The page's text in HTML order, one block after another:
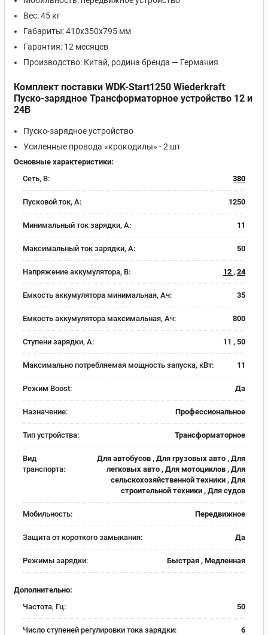
Вес: 45 кг
Габариты: 410x350x795 мм
Гарантия: 12 месяцев
Производство: Китай, родина бренда — Германия
Комплект поставки WDK-Start1250 Wiederkraft
Пуско-зарядное Трансформаторное устройство 12 и
24В
Пуско-зарядное устройство
Усиленные провода «крокодилы» - 2 шт
Основные характеристики:
Сеть, В:
380
Пусковой ток, A: 1250
Минимальный ток зарядки, А: 11
Максимальный ток зарядки, А: 50
Напряжение аккумулятора, В: 12 , 24
Емкость аккумулятора минимальная, Ач: 35
Емкость аккумулятора максимальная, Ач: 800
Ступени зарядки, А: 11 , 50
Максимально потребляемая мощность запуска, кВт: 11
Режим Boost: Да
Назначение: Профессиональное
Тип устройства: Трансформаторное
Вид
транспорта:
Для автобусов , Для грузовых авто , Для
легковых авто , Для мотоциклов , Для
сельскохозяйственной техники , Для
строительной техники , Для судов
Мобильность: Передвижное
Защита от короткого замыкания: Да
Режимы зарядки: Быстрая , Медленная
Дополнительно:
Частота, Гц:
50
Число ступеней регулировки тока зарядки: 6